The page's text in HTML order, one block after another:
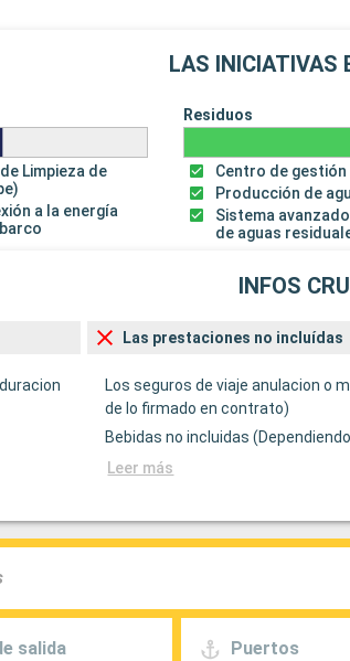
LAS INICIATIVAS
Limpieza de
a la energía
Residuos
Centro de
Producción de
Sistema
de aguas
INFOS
Las prestaciones no incluídas
Los seguros de viaje anulacion o
de lo firmado en contrato)
Bebidas no incluidas
Leer más
salida Puertos